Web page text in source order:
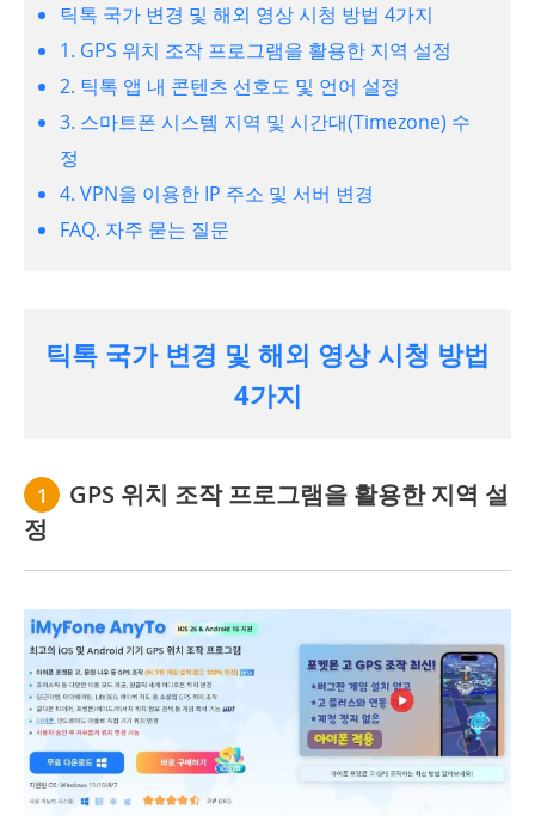
틱톡 국가 변경 및 해외 영상 시청 방법 4가지
1. GPS 위치 조작 프로그램을 활용한 지역 설정
2. 틱톡 앱 내 콘텐츠 선호도 및 언어 설정
3. 스마트폰 시스템 지역 및 시간대(Timezone) 수
정
4. VPN을 이용한 IP 주소 및 서버 변경
FAQ. 자주 묻는 질문
틱톡 국가 변경 및 해외 영상 시청 방법
4가지
1
GPS 위치 조작 프로그램을 활용한 지역 설
정